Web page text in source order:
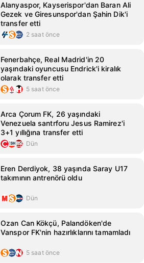
Alanyaspor, Kayserispor'dan Baran Ali
Gezek ve Giresunspor'dan Şahin Dik'i
transfer etti
2 saat önce
Fenerbahçe, Real Madrid'in 20
yaşındaki oyuncusu Endrick'i kiralık
olarak transfer etti
5 saat önce
Arca Çorum FK, 26 yaşındaki
Venezuela santrforu Jesus Ramirez'i
3+1 yıllığına transfer etti
Dün
Eren Derdiyok, 38 yaşında Saray U17
takımının antrenörü oldu
Dün
Ozan Can Kökçü, Palandöken'de
Vanspor FK'nin hazırlıklarını tamamladı
5 saat önce